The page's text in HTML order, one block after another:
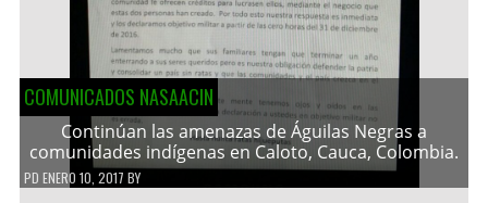
COMUNICADOS NASAACIN
Continúan las amenazas de Águilas Negras a
comunidades indígenas en Caloto, Cauca, Colombia.
PD ENERO 10, 2017 BY